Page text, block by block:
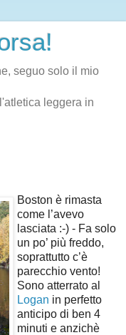
seguo solo il mio
leggera in
Boston è rimasta
come l’avevo
lasciata :-) - Fa solo
un po’ più freddo,
soprattutto c’è
parecchio vento!
Sono atterrato al
Logan in perfetto
anticipo di ben 4
minuti e anzichè